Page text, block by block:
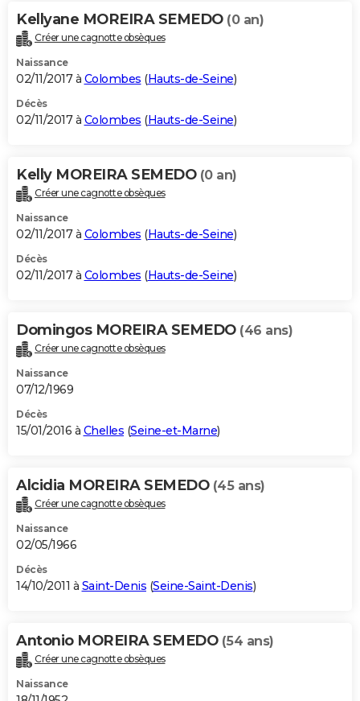
Kellyane MOREIRA SEMEDO (0 an)
Créer une cagnotte obsèques
Naissance
02/11/2017 à Colombes (Hauts-de-Seine)
Décès
02/11/2017 à Colombes (Hauts-de-Seine)
Kelly MOREIRA SEMEDO (0 an)
Créer une cagnotte obsèques
Naissance
02/11/2017 à Colombes (Hauts-de-Seine)
Décès
02/11/2017 à Colombes (Hauts-de-Seine)
Domingos MOREIRA SEMEDO (46 ans)
Créer une cagnotte obsèques
Naissance
07/12/1969
Décès
15/01/2016 à Chelles (Seine-et-Marne)
Alcidia MOREIRA SEMEDO (45 ans)
Créer une cagnotte obsèques
Naissance
02/05/1966
Décès
14/10/2011 à Saint-Denis (Seine-Saint-Denis)
Antonio MOREIRA SEMEDO (54 ans)
Créer une cagnotte obsèques
Naissance